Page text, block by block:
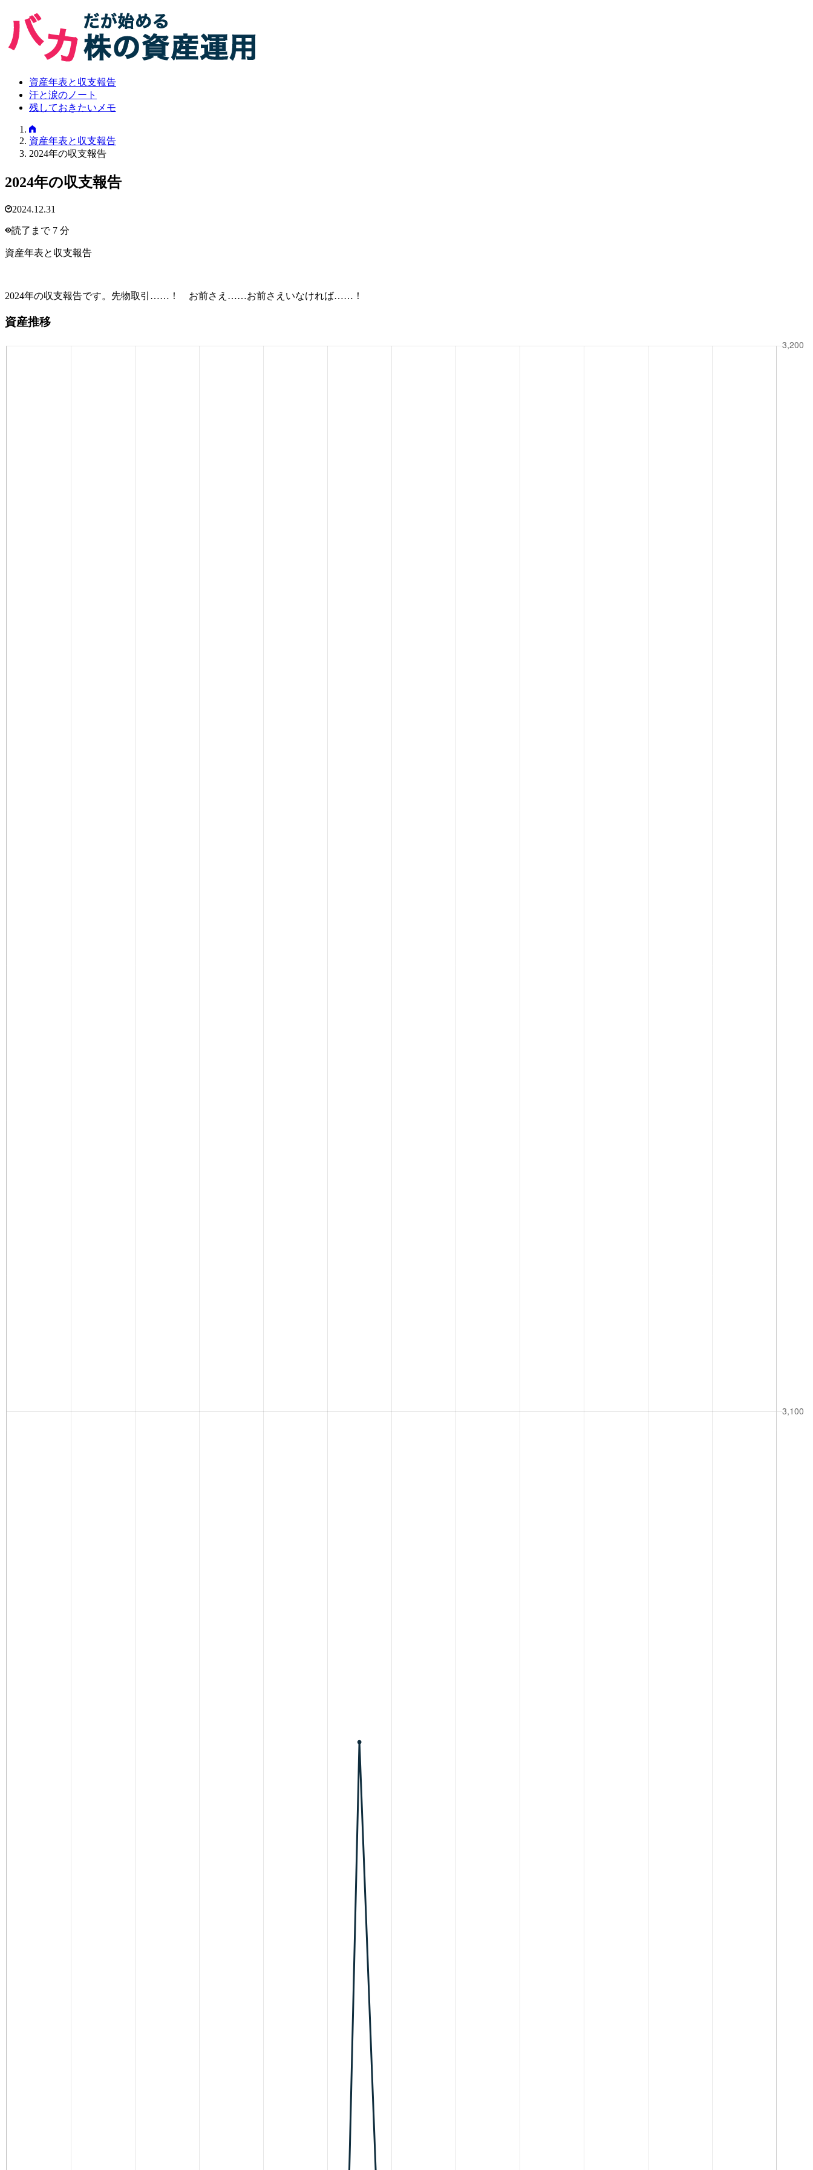
資産年表と収支報告
汗と涙のノート
残しておきたいメモ
資産年表と収支報告
2024年の収支報告
2024年の収支報告
2024.12.31
読了まで 7 分
資産年表と収支報告
2024年の収支報告です。先物取引……！ お前さえ……お前さえいなければ……！
資産推移